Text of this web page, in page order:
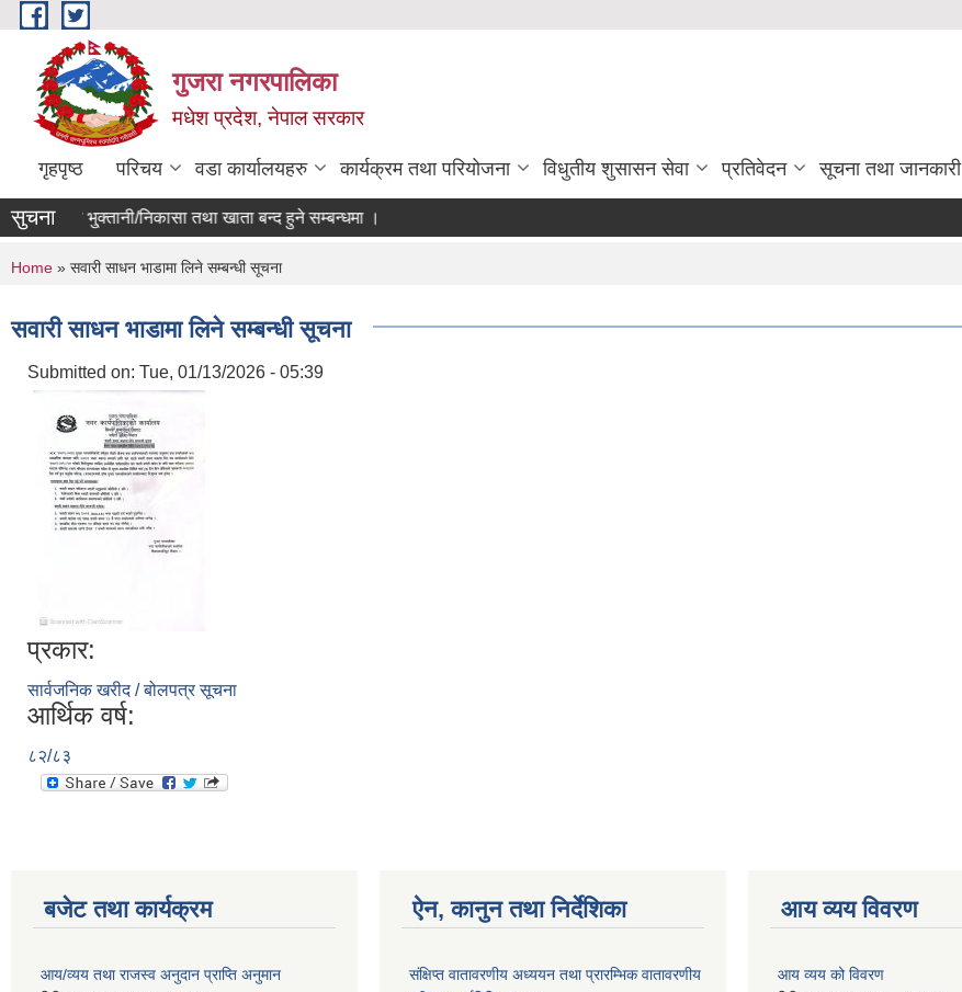
Skip to main content
गुजरा नगरपालिका
मधेश प्रदेश, नेपाल सरकार
गृहपृष्ठ परिचय वडा कार्यालयहरु कार्यक्रम तथा परियोजना विधुतीय शुसासन सेवा प्रतिवेदन सूचना तथा जानकारी
सुचना
८३ को भु्क्तानी/निकासा तथा खाता बन्द हुने सम्बन्धमा ।
You are here
Home » सवारी साधन भाडामा लिने सम्बन्धी सूचना
सवारी साधन भाडामा लिने सम्बन्धी सूचना
Submitted on: Tue, 01/13/2026 - 05:39
प्रकार:
सार्वजनिक खरीद / बोलपत्र सूचना
आर्थिक वर्ष:
८२/८३
बजेट तथा कार्यक्रम
आय/व्यय तथा राजस्व अनुदान प्राप्ति अनुमान
ऐन, कानुन तथा निर्देशिका
संक्षिप्त वातावरणीय अध्ययन तथा प्रारम्भिक वातावरणीय
आय व्यय विवरण
आय व्यय को विवरण